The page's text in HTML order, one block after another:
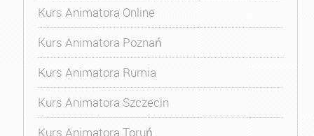
Kurs Animatora Online
Kurs Animatora Poznań
Kurs Animatora Rumia
Kurs Animatora Szczecin
Kurs Animatora Toruń